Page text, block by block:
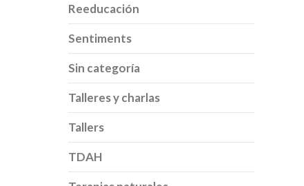
Reeducación
Sentiments
Sin categoría
Talleres y charlas
Tallers
TDAH